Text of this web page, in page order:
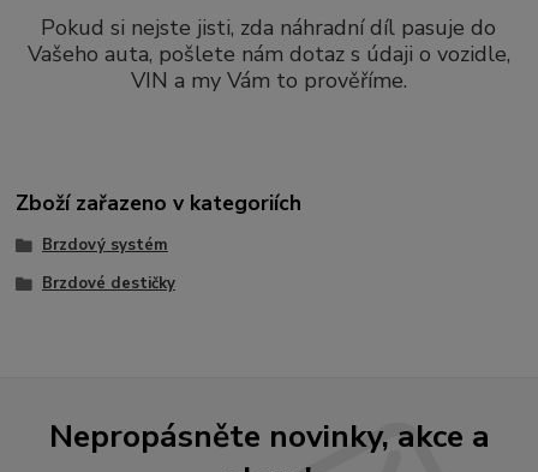
Pokud si nejste jisti, zda náhradní díl pasuje do
Vašeho auta, pošlete nám dotaz s údaji o vozidle,
VIN a my Vám to prověříme.
Zboží zařazeno v kategoriích
Brzdový systém
Brzdové destičky
Nepropásněte novinky, akce a